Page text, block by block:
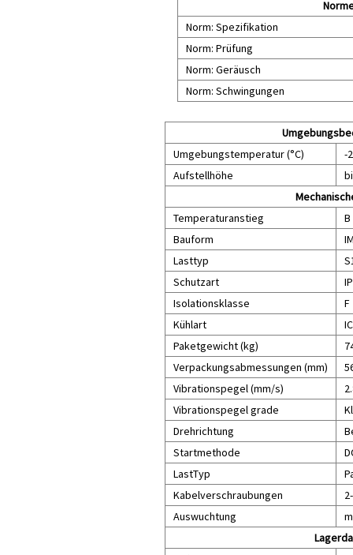
Norm: Spezifikation
Norm: Prüfung
Norm: Geräusch
Norm: Schwingungen
Umgebungstemperatur (°C)
-
Aufstellhöhe
Temperaturanstieg
B
Bauform
Lasttyp
Schutzart
Isolationsklasse
F
Kühlart
Paketgewicht (kg)
Verpackungsabmessungen (mm)
Vibrationspegel (mm/s)
Vibrationspegel grade
Drehrichtung
Startmethode
LastTyp
Kabelverschraubungen
Auswuchtung